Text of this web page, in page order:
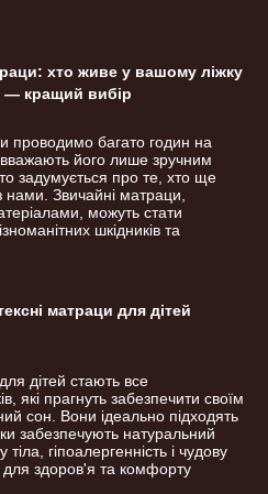
хто живе у вашому ліжку
— кращий вибір
багато годин на
його лише зручним
задумується про те, хто ще
нами. Звичайні матраци,
можуть стати
шкідників та
матраци для дітей
дітей стають все
які прагнуть забезпечити своїм
сон. Вони ідеально підходять
забезпечують натуральний
гіпоалергенність і чудову
здоров'я та комфорту